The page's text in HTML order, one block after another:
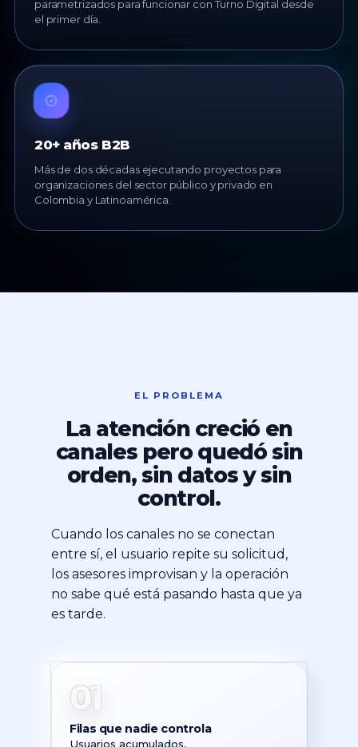
parametrizados para funcionar con Turno Digital desde
el primer día.
20+ años B2B
Más de dos décadas ejecutando proyectos para
organizaciones del sector público y privado en
Colombia y Latinoamérica.
EL PROBLEMA
La atención creció en
canales pero quedó sin
orden, sin datos y sin
control.
Cuando los canales no se conectan
entre sí, el usuario repite su solicitud,
los asesores improvisan y la operación
no sabe qué está pasando hasta que ya
es tarde.
01
Filas que nadie controla
Usuarios acumulados,